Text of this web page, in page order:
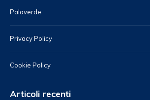
Palaverde
Privacy Policy
Cookie Policy
Articoli recenti